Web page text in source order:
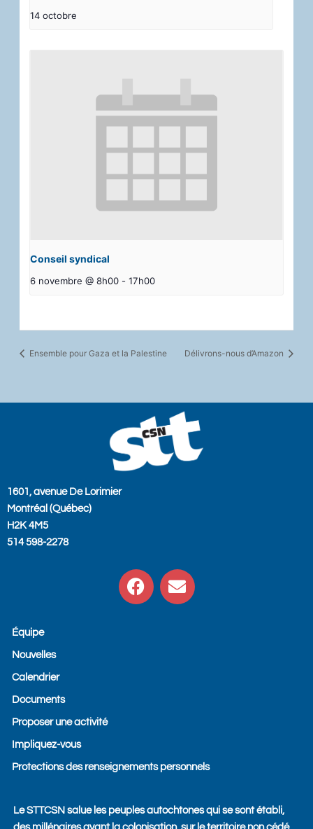
14 octobre
Conseil syndical
6 novembre @ 8h00 - 17h00
Ensemble pour Gaza et la Palestine Délivrons-nous d’Amazon
1601, avenue De Lorimier
Montréal (Québec)
H2K 4M5
514 598-2278
F
a
E
n
Équipe
Nouvelles
Calendrier
Documents
Proposer une activité
Impliquez-vous
Protections des renseignements personnels
Le STTCSN salue les peuples autochtones qui se sont établi,